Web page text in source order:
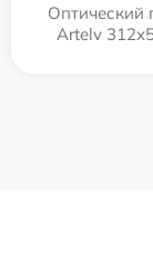
Оптический
Artelv